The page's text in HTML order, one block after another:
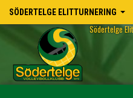
SÖDERTELGE ELITTURNERING
Södertelge